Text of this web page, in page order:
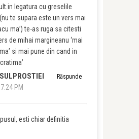
legatura cu greselile
te supara este un vers mai
ma’) te-as ruga sa citesti
de mihai margineanu ‘mai
si mai pune din cand in
PM
Răspunde
esti chiar definitia